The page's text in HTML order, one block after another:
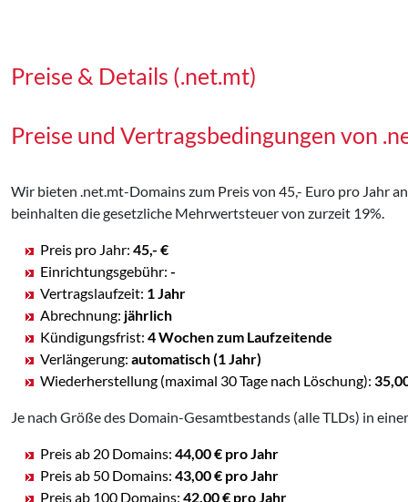
Preise & Details (.net.mt)
Preise und Vertragsbedingungen von
Wir bieten .net.mt-Domains zum Preis von 45,- Euro pro Jahr
beinhalten die gesetzliche Mehrwertsteuer von zurzeit 19%.
Preis pro Jahr: 45,- €
Einrichtungsgebühr: -
Vertragslaufzeit: 1 Jahr
Abrechnung: jährlich
Kündigungsfrist: 4 Wochen zum Laufzeitende
Verlängerung: automatisch (1 Jahr)
Wiederherstellung (maximal 30 Tage nach Löschung):
Je nach Größe des Domain-Gesamtbestands (alle TLDs) in
Preis ab 20 Domains: 44,00 € pro Jahr
Preis ab 50 Domains: 43,00 € pro Jahr
Preis ab 100 Domains: 42,00 € pro Jahr